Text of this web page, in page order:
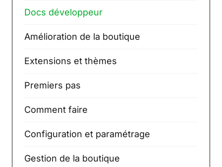
Docs développeur
Amélioration de la boutique
Extensions et thèmes
Premiers pas
Comment faire
Configuration et paramétrage
Gestion de la boutique